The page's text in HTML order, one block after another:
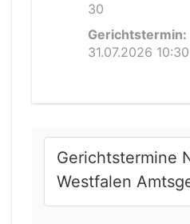
30
Gerichtstermin:
31.07.2026
Gerichtstermine
Westfalen